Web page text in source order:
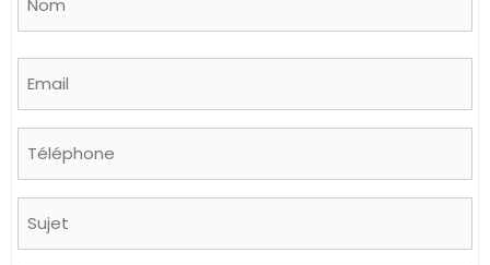
*